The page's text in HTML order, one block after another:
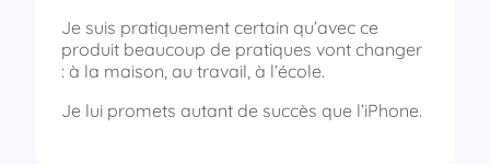
Je suis pratiquement certain qu’avec ce
produit beaucoup de pratiques vont changer
: à la maison, au travail, à l’école.
Je lui promets autant de succès que l’iPhone.